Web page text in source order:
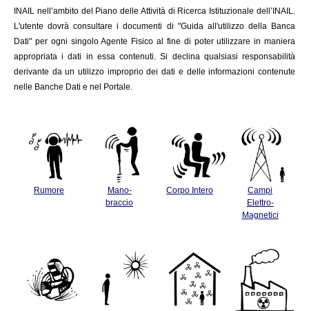
INAIL nell’ambito del Piano delle Attività di Ricerca Istituzionale dell’INAIL.
L'utente dovrà consultare i documenti di "Guida all'utilizzo della Banca
Dati" per ogni singolo Agente Fisico al fine di poter utilizzare in maniera
appropriata i dati in essa contenuti. Si declina qualsiasi responsabilità
derivante da un utilizzo improprio dei dati e delle informazioni contenute
nelle Banche Dati e nel Portale.
Rumore
Mano-
braccio
Corpo Intero
Campi
Elettro-
Magnetici